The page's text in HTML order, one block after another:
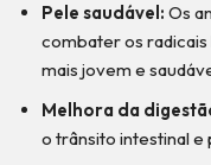
Pele saudável: Os
combater os
mais jovem e
Melhora da
o trânsito intestinal